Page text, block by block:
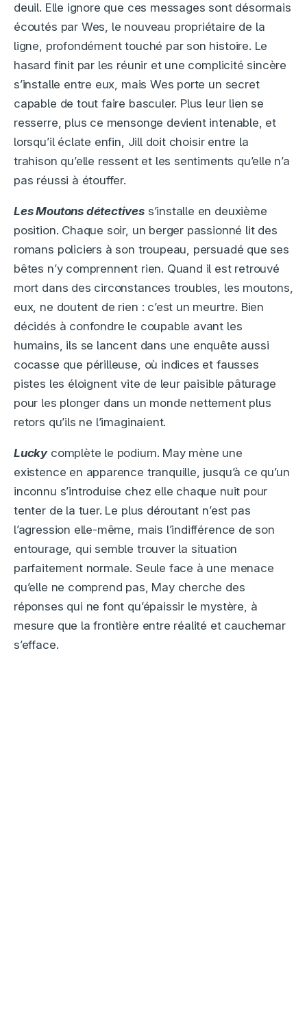
deuil. Elle ignore que ces messages sont désormais
écoutés par Wes, le nouveau propriétaire de la
ligne, profondément touché par son histoire. Le
hasard finit par les réunir et une complicité sincère
s’installe entre eux, mais Wes porte un secret
capable de tout faire basculer. Plus leur lien se
resserre, plus ce mensonge devient intenable, et
lorsqu’il éclate enfin, Jill doit choisir entre la
trahison qu’elle ressent et les sentiments qu’elle n’a
pas réussi à étouffer.
Les Moutons détectivess’installe en deuxième
position. Chaque soir, un berger passionné lit des
romans policiers à son troupeau, persuadé que ses
bêtes n’y comprennent rien. Quand il est retrouvé
mort dans des circonstances troubles, les moutons,
eux, ne doutent de rien : c’est un meurtre. Bien
décidés à confondre le coupable avant les
humains, ils se lancent dans une enquête aussi
cocasse que périlleuse, où indices et fausses
pistes les éloignent vite de leur paisible pâturage
pour les plonger dans un monde nettement plus
retors qu’ils ne l’imaginaient.
Luckycomplète le podium. May mène une
existence en apparence tranquille, jusqu’à ce qu’un
inconnu s’introduise chez elle chaque nuit pour
tenter de la tuer. Le plus déroutant n’est pas
l’agression elle-même, mais l’indifférence de son
entourage, qui semble trouver la situation
parfaitement normale. Seule face à une menace
qu’elle ne comprend pas, May cherche des
réponses qui ne font qu’épaissir le mystère, à
mesure que la frontière entre réalité et cauchemar
s’efface.